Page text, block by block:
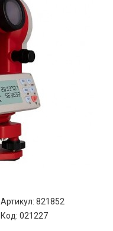
Артикул: 821852
Код: 021227